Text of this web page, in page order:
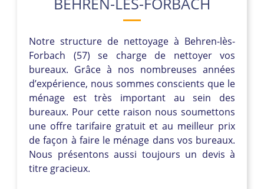
Notre structure de nettoyage à Behren-lès-
Forbach (57) se charge de nettoyer vos
bureaux. Grâce à nos nombreuses années
d’expérience, nous sommes conscients que le
ménage est très important au sein des
bureaux. Pour cette raison nous soumettons
une offre tarifaire gratuit et au meilleur prix
de façon à faire le ménage dans vos bureaux.
Nous présentons aussi toujours un devis à
titre gracieux.